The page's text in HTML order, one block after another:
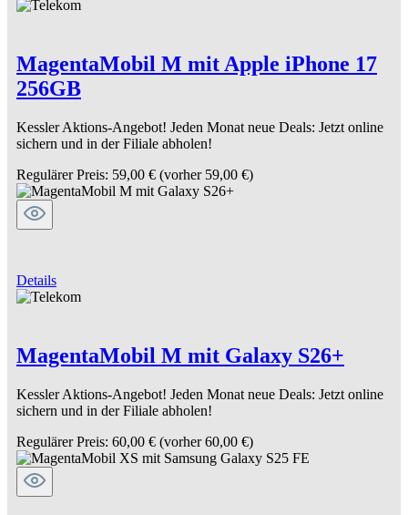
MagentaMobil M mit Apple iPhone 17
256GB
Kessler Aktions-Angebot! Jeden Monat neue Deals: Jetzt online
sichern und in der Filiale abholen!
Regulärer Preis: 59,00 € (vorher 59,00 €)
Details
MagentaMobil M mit Galaxy S26+
Kessler Aktions-Angebot! Jeden Monat neue Deals: Jetzt online
sichern und in der Filiale abholen!
Regulärer Preis: 60,00 € (vorher 60,00 €)